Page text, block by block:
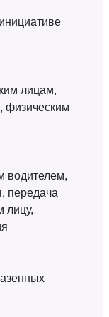
лицам,
физическим
водителем,
передача
лицу,